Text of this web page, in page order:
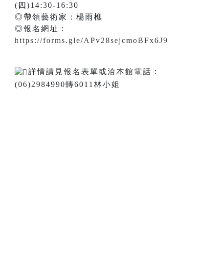
(四)14:30-16:30
◎帶領藝術家：楊雨樵
◎報名網址：
https://forms.gle/APv28sejcmoBFx6J9
詳情請見報名表單或洽本館電話：
(06)2984990轉6011林小姐